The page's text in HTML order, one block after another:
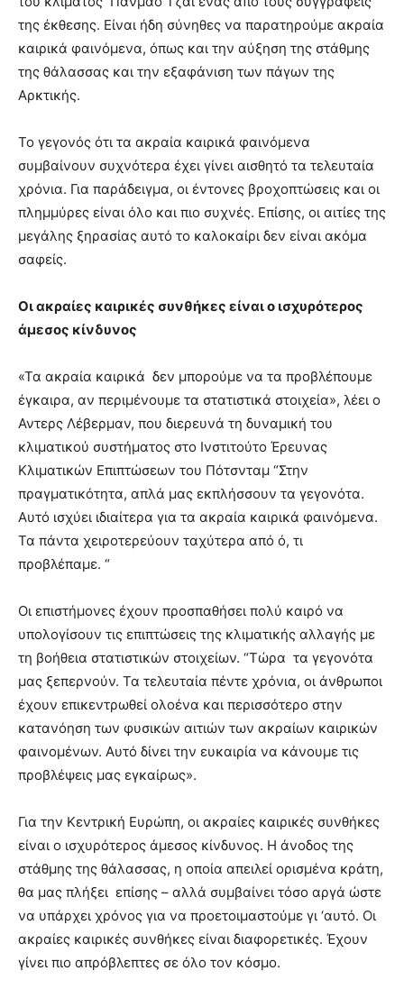
της έκθεσης. Είναι ήδη σύνηθες να παρατηρούμε ακραία
καιρικά φαινόμενα, όπως και την αύξηση της στάθμης
της θάλασσας και την εξαφάνιση των πάγων της
Αρκτικής.
Το γεγονός ότι τα ακραία καιρικά φαινόμενα
συμβαίνουν συχνότερα έχει γίνει αισθητό τα τελευταία
χρόνια. Για παράδειγμα, οι έντονες βροχοπτώσεις και οι
πλημμύρες είναι όλο και πιο συχνές. Επίσης, οι αιτίες της
μεγάλης ξηρασίας αυτό το καλοκαίρι δεν είναι ακόμα
σαφείς.
Οι ακραίες καιρικές συνθήκες είναι ο ισχυρότερος
άμεσος κίνδυνος
«Τα ακραία καιρικά δεν μπορούμε να τα προβλέπουμε
έγκαιρα, αν περιμένουμε τα στατιστικά στοιχεία», λέει ο
Αντερς Λέβερμαν, που διερευνά τη δυναμική του
κλιματικού συστήματος στο Ινστιτούτο Έρευνας
Κλιματικών Επιπτώσεων του Πότσνταμ “Στην
πραγματικότητα, απλά μας εκπλήσσουν τα γεγονότα.
Αυτό ισχύει ιδιαίτερα για τα ακραία καιρικά φαινόμενα.
Τα πάντα χειροτερεύουν ταχύτερα από ό, τι
προβλέπαμε. “
Οι επιστήμονες έχουν προσπαθήσει πολύ καιρό να
υπολογίσουν τις επιπτώσεις της κλιματικής αλλαγής με
τη βοήθεια στατιστικών στοιχείων. “Τώρα τα γεγονότα
μας ξεπερνούν. Τα τελευταία πέντε χρόνια, οι άνθρωποι
έχουν επικεντρωθεί ολοένα και περισσότερο στην
κατανόηση των φυσικών αιτιών των ακραίων καιρικών
φαινομένων. Αυτό δίνει την ευκαιρία να κάνουμε τις
προβλέψεις μας εγκαίρως».
Για την Κεντρική Ευρώπη, οι ακραίες καιρικές συνθήκες
είναι ο ισχυρότερος άμεσος κίνδυνος. Η άνοδος της
στάθμης της θάλασσας, η οποία απειλεί ορισμένα κράτη,
θα μας πλήξει επίσης – αλλά συμβαίνει τόσο αργά ώστε
να υπάρχει χρόνος για να προετοιμαστούμε γι ‘αυτό. Οι
ακραίες καιρικές συνθήκες είναι διαφορετικές. Έχουν
γίνει πιο απρόβλεπτες σε όλο τον κόσμο.